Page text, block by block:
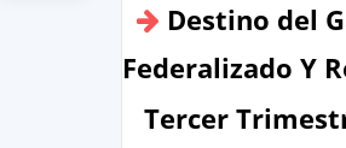
Destino del
Federalizado Y
Tercer